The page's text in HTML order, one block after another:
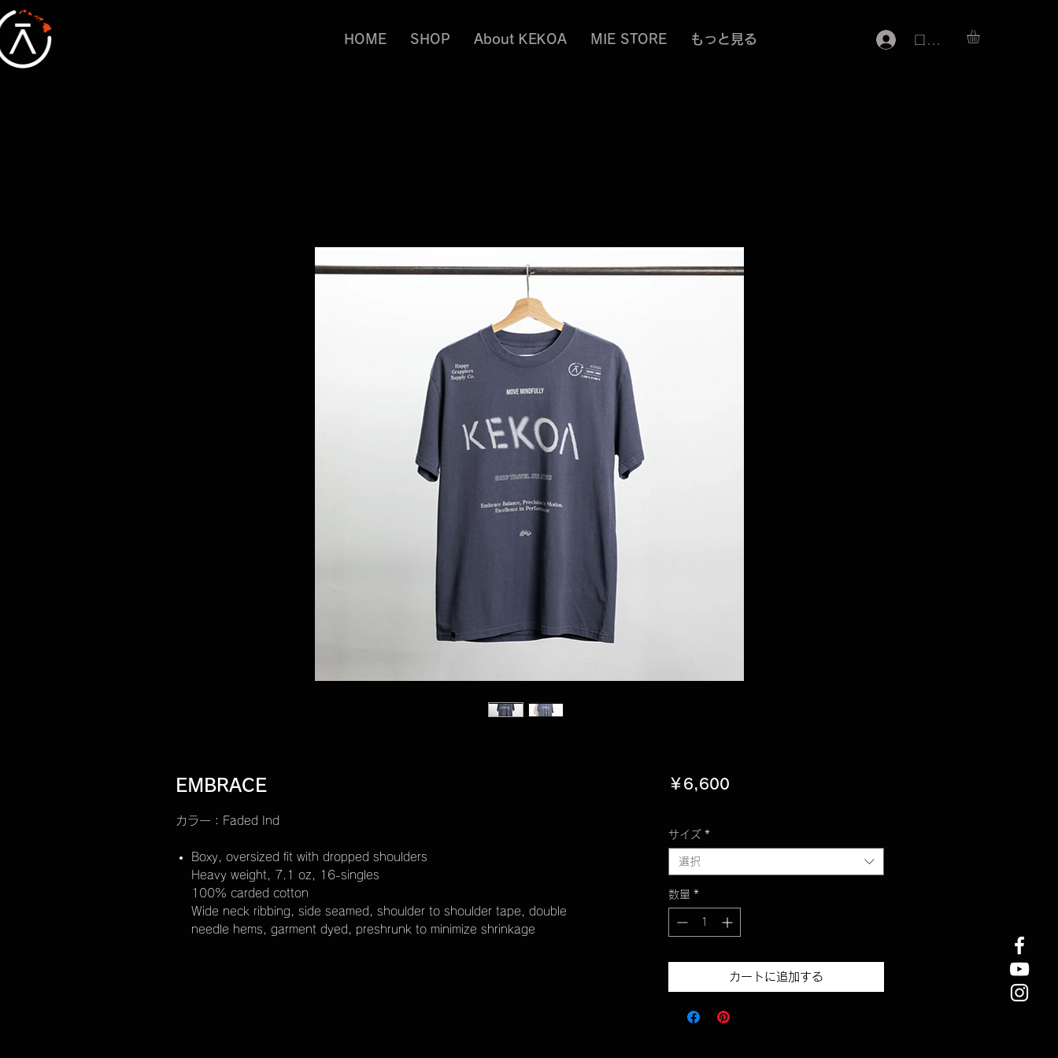
ログイン
HOME SHOP About KEKOA MIE STORE もっと見る
EMBRACE
カラー：Faded Ind
Boxy, oversized fit with dropped shoulders
Heavy weight, 7.1 oz, 16-singles
100% carded cotton
Wide neck ribbing, side seamed, shoulder to shoulder tape, double
needle hems, garment dyed, preshrunk to minimize shrinkage
￥6,600
サイズ *
選択
数量 *
カートに追加する